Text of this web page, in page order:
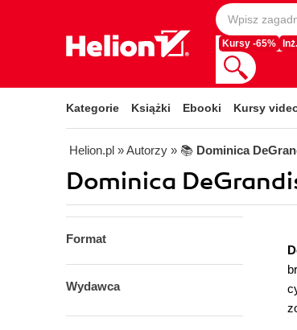
Kursy -65%
Kategorie Książki Ebooki Kursy
Helion.pl » Autorzy » 📚 Dominica
Dominica
Format
Wydawca